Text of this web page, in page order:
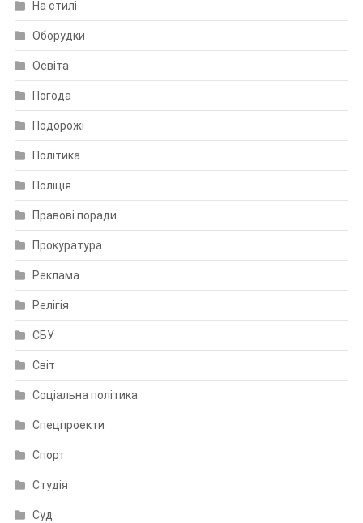
На стилі
Оборудки
Освіта
Погода
Подорожі
Політика
Поліція
Правові поради
Прокуратура
Реклама
Релігія
СБУ
Світ
Соціальна політика
Спецпроекти
Спорт
Студія
Суд